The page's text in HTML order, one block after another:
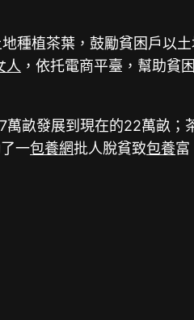
種植茶葉，鼓勵貧困戶以
人 ，依托電商平臺，幫助貧
萬畝發展到現在的22萬畝；
一包養網批人脫貧致包養富